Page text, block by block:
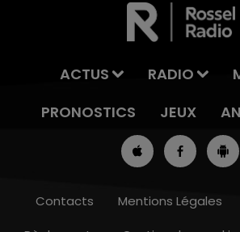
ACTUS RADIO
PRONOSTICS
JEUX
Contacts Mentions Légales